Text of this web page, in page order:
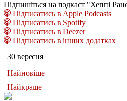
Підпишіться на подкаст "Хеппі
Підписатись в Apple Podcasts
Підписатись в Spotify
Підписатись в Deezer
Підписатись в інших додатках
30 вересня
Найновіше
Найкраще